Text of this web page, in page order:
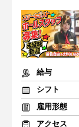
給与
シフト
雇用形態
アクセス